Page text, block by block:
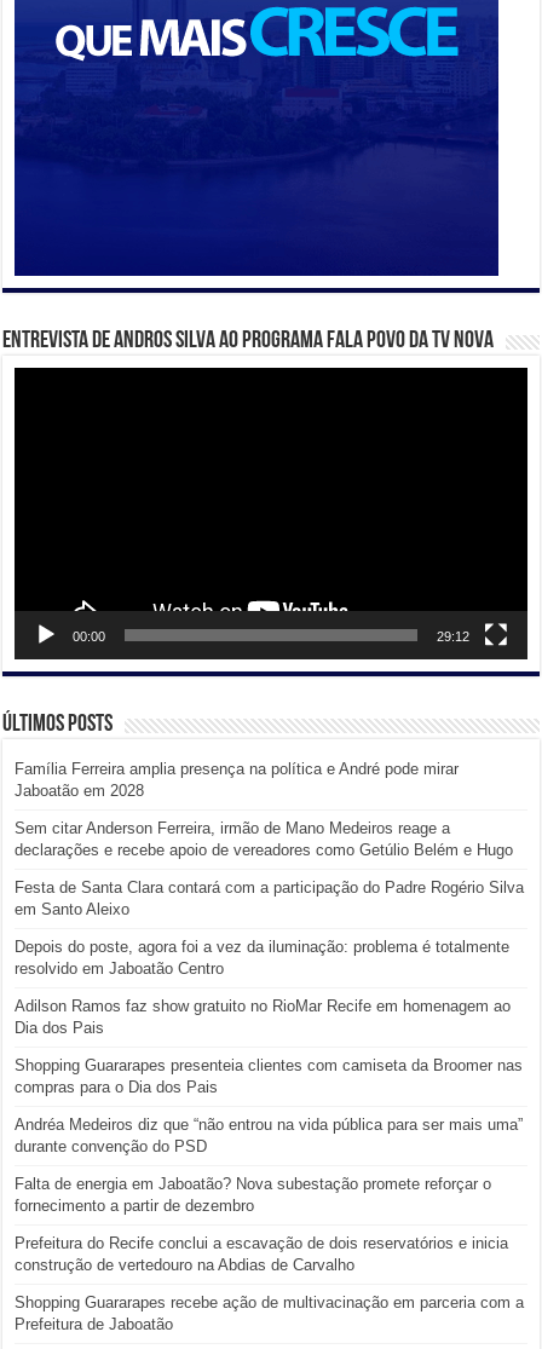
Entrevista de Andros Silva ao programa Fala Povo da TV Nova
00:00 29:12
Últimos posts
Família Ferreira amplia presença na política e André pode mirar
Jaboatão em 2028
Sem citar Anderson Ferreira, irmão de Mano Medeiros reage a
declarações e recebe apoio de vereadores como Getúlio Belém e Hugo
Festa de Santa Clara contará com a participação do Padre Rogério Silva
em Santo Aleixo
Depois do poste, agora foi a vez da iluminação: problema é totalmente
resolvido em Jaboatão Centro
Adilson Ramos faz show gratuito no RioMar Recife em homenagem ao
Dia dos Pais
Shopping Guararapes presenteia clientes com camiseta da Broomer nas
compras para o Dia dos Pais
Andréa Medeiros diz que “não entrou na vida pública para ser mais uma”
durante convenção do PSD
Falta de energia em Jaboatão? Nova subestação promete reforçar o
fornecimento a partir de dezembro
Prefeitura do Recife conclui a escavação de dois reservatórios e inicia
construção de vertedouro na Abdias de Carvalho
Shopping Guararapes recebe ação de multivacinação em parceria com a
Prefeitura de Jaboatão